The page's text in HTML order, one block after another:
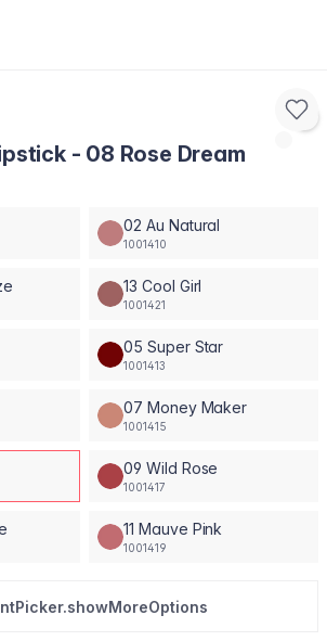
- 08 Rose Dream
02 Au Natural
1001410
13 Cool Girl
1001421
05 Super Star
1001413
07 Money Maker
1001415
09 Wild Rose
1001417
11 Mauve Pink
1001419